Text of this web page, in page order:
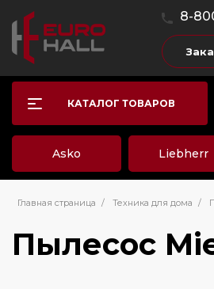
8-
КАТАЛОГ ТОВАРОВ
Asko Liebherr
Главная страница / Техника для дома /
Пылесос